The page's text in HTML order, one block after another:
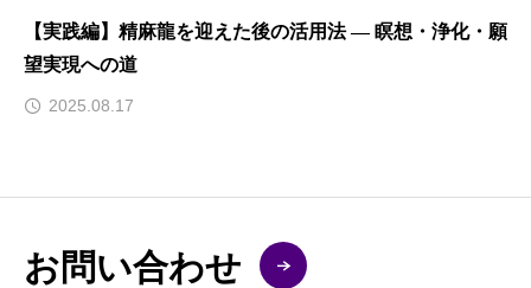
【実践編】精麻龍を迎えた後の活用法 ― 瞑想・浄化・願
望実現への道
2025.08.17
お問い合わせ